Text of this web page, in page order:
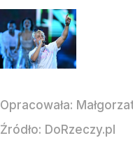
Opracowała:
Źródło: DoRzeczy.pl